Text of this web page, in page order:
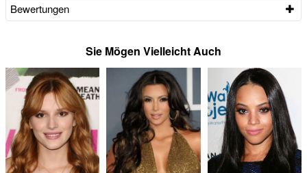
Bewertungen
Sie Mögen Vielleicht Auch